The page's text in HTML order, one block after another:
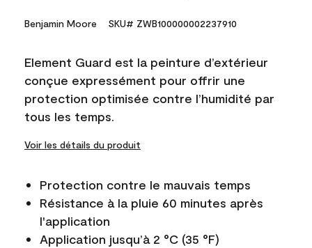
Benjamin Moore SKU# ZWB100000002237910
Element Guard est la peinture d’extérieur
conçue expressément pour offrir une
protection optimisée contre l’humidité par
tous les temps.
Voir les détails du produit
Protection contre le mauvais temps
Résistance à la pluie 60 minutes après
l'application
Application jusqu’à 2 °C (35 °F)